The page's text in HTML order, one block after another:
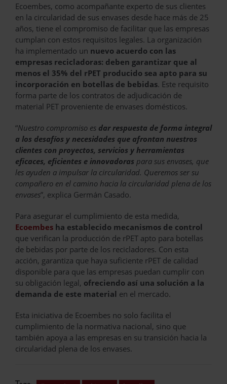
Ecoembes, como acompañante experto de sus clientes
en la circularidad de sus envases desde hace más de 25
años, tiene el compromiso de facilitar que las empresas
cumplan con estos requisitos legales. La organización
ha implementado un nuevo acuerdo con las
empresas recicladoras: deben garantizar que al
menos el 35% del rPET producido sea apto para su
incorporación en botellas de bebidas. Este requisito
forma parte de los contratos de adjudicación de
material PET proveniente de envases domésticos.
“Nuestro compromiso es dar respuesta de forma integral
a los desafíos y necesidades que afrontan nuestros
clientes con proyectos, servicios y herramientas
eficaces, eficientes e innovadoras para sus envases, que
les ayuden a impulsar la circularidad. Queremos ser su
compañero en el camino hacia la circularidad plena de los
envases”, explica Germán Casado.
Para asegurar el cumplimiento de esta medida,
Ecoembes ha establecido mecanismos de control
que verifican la producción de rPET apto para botellas
de bebidas por parte de los recicladores. Con esta
acción, garantiza que haya suficiente rPET de calidad
disponible para que las empresas puedan cumplir con
su obligación legal, ofreciendo así una solución a la
demanda de este material en el mercado.
Esta iniciativa de Ecoembes no solo facilita el
cumplimiento de la normativa nacional, sino que
también apoya a las empresas en su transición hacia la
circularidad plena de los envases.